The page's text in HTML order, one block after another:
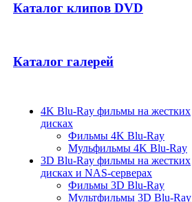
Каталог клипов DVD
Каталог галерей
4K Blu-Ray фильмы на жестких
дисках
Фильмы 4K Blu-Ray
Мульфильмы 4K Blu-Ray
3D Blu-Ray фильмы на жестких
дисках и NAS-серверах
Фильмы 3D Blu-Ray
Мультфильмы 3D Blu-Ray